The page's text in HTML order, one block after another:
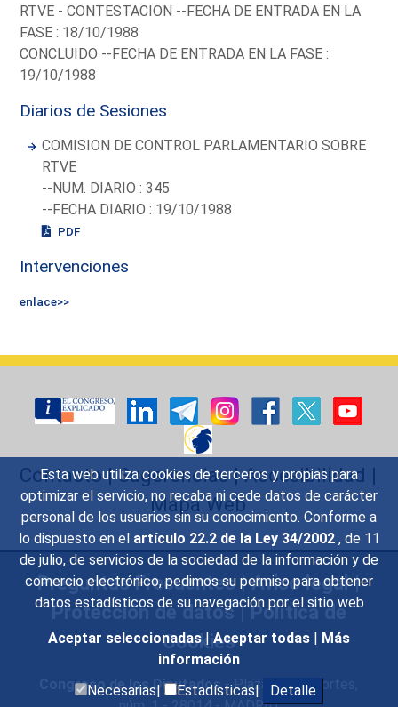
Esta web utiliza cookies de terceros y propias para
optimizar el servicio, no recaba ni cede datos de carácter
personal de los usuarios sin su conocimiento. Conforme a
lo dispuesto en el artículo 22.2 de la Ley 34/2002 , de 11
de julio, de servicios de la sociedad de la información y de
comercio electrónico, pedimos su permiso para obtener
datos estadísticos de su navegación por el sitio web
Aceptar seleccionadas | Aceptar todas | Más
información
Necesarias|
Estadísticas| Detalle
RTVE - CONTESTACION --FECHA DE ENTRADA EN LA
FASE : 18/10/1988
CONCLUIDO --FECHA DE ENTRADA EN LA FASE :
19/10/1988
Diarios de Sesiones
COMISION DE CONTROL PARLAMENTARIO SOBRE
RTVE
--NUM. DIARIO : 345
--FECHA DIARIO : 19/10/1988
PDF
Intervenciones
enlace>>
Contacto|Sugerencias|Accesibilidad |
Mapa Web
Preguntas Frecuentes|Aviso legal|
Protección de datos|Política de
Cookies
Congreso de los Diputados- Plaza de las Cortes,